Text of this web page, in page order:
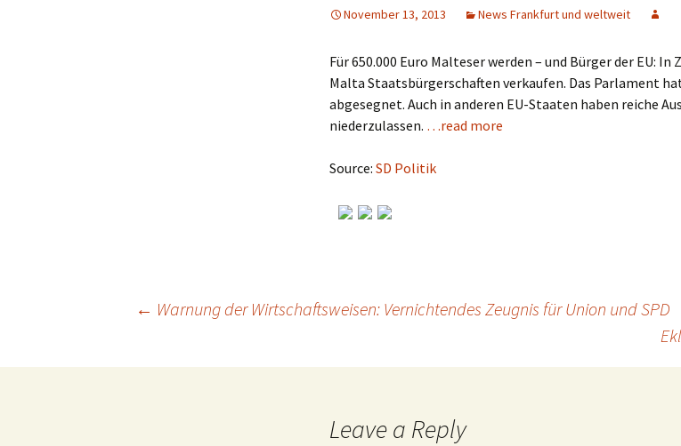
November 13, 2013 News Frankfurt und weltweit
Für 650.000 Euro Malteser werden – und Bürger der EU:
Malta Staatsbürgerschaften verkaufen. Das Parlament
abgesegnet. Auch in anderen EU-Staaten haben reiche
niederzulassen. …read more
Source: SD Politik
Post
← Warnung der Wirtschaftsweisen: Vernichtendes Zeugnis für Union und SPD
Leave a Reply